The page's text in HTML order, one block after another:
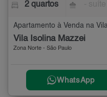
2 quartos
Vila Isolina Mazzei
Zona Norte - São Paulo
WhatsApp